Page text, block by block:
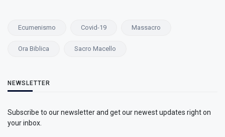
Ecumenismo Covid-19 Massacro
Ora Biblica Sacro Macello
NEWSLETTER
Subscribe to our newsletter and get our newest updates right on
your inbox.